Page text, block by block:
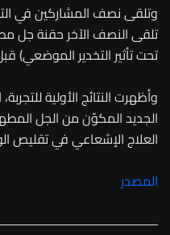
وتلقى نصف المشاركين في
تلقى النصف الآخر حقنة جل
تحت تأثير التخدير
الجديد المكوّن من الجل
العلاج الإشعاعي في تقليص
المصدر